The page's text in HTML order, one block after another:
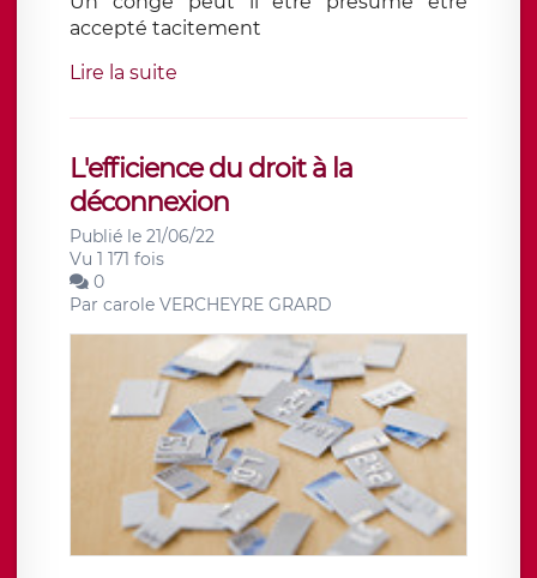
accepté tacitement
Lire la suite
L'efficience du droit à la
déconnexion
Publié le 21/06/22
Vu 1 171 fois
0
Par carole VERCHEYRE GRARD